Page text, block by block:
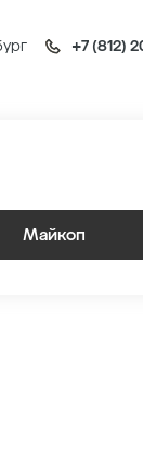
+7 (812)
Майкоп